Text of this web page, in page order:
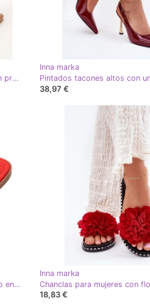
Flip rojo -flops en una suela plana con prensado
Inna marka
38,97 €
Zapatillas de mujer roja con un adorno en el cinturón rojo
Inna marka
18,83 €